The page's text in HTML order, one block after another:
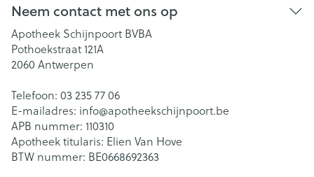
Neem contact met ons op
Apotheek Schijnpoort BVBA
Pothoekstraat 121A
2060 Antwerpen
Telefoon: 03 235 77 06
E-mailadres: info@apotheekschijnpoort.be
APB nummer: 110310
Apotheek titularis: Elien Van Hove
BTW nummer: BE0668692363